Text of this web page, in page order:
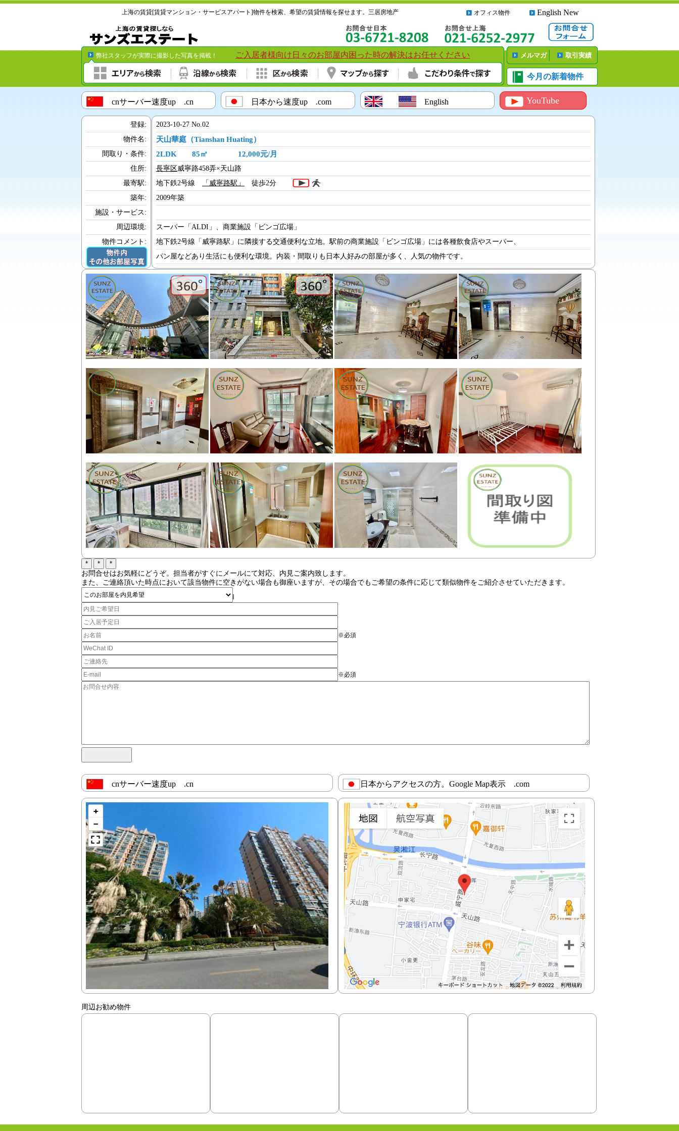
オフィス物件 English New
上海の賃貸[賃貸マンション・サービスアパート]物件を検索、希望の賃貸情報を探せます。三居房地产
弊社スタッフが実際に撮影した写真を掲載！ ご入居者様向け日々のお部屋内困った時の解決はお任せください メルマガ 取引実績
今月の新着物件
cnサーバー速度up .cn 日本から速度up .com English YouTube
登録:
物件名:
間取り・条件:
住所:
最寄駅:
築年:
施設・サービス:
周辺環境:
物件コメント:
2023-10-27 No.02
天山華庭（Tianshan Huating）
2LDK 85㎡ 12,000元/月
長寧区 威寧路458弄×天山路
地下鉄2号線
「威寧路駅」
徒歩2分
2009年築
スーパー「ALDI」、商業施設「ビンゴ広場」
地下鉄2号線「威寧路駅」に隣接する交通便利な立地。駅前の商業施設「ビンゴ広場」には各種飲食店やスーパー、
パン屋などあり生活にも便利な環境。内装・間取りも日本人好みの部屋が多く、人気の物件です。
お問合せはお気軽にどうぞ。担当者がすぐにメールにて対応、内見ご案内致します。
また、ご連絡頂いた時点において該当物件に空きがない場合も御座いますが、その場合でもご希望の条件に応じて類似物件をご紹介させていただきます。
※必須
※必須
cnサーバー速度up .cn 日本からアクセスの方。Google Map表示 .com
周辺お勧め物件